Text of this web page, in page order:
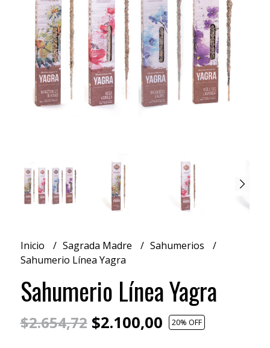
Inicio Sagrada Madre
Sahumerios
Sahumerio Línea Yagra
Sahumerio Línea Yagra
$2.654,72$2.100,00 20% OFF